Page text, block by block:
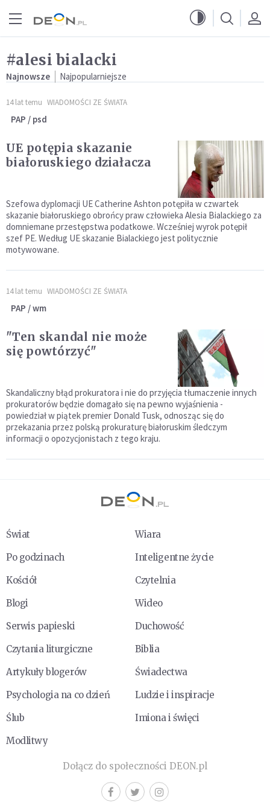
#alesi bialacki
Najnowsze Najpopularniejsze
14 lat temu WIADOMOŚCI ZE ŚWIATA
PAP / psd
UE potępia skazanie
białoruskiego działacza
Szefowa dyplomacji UE Catherine Ashton potępiła w czwartek
skazanie białoruskiego obrońcy praw człowieka Alesia Bialackiego za
domniemane przestępstwa podatkowe. Wcześniej wyrok potępił
szef PE. Według UE skazanie Bialackiego jest politycznie
motywowane.
14 lat temu WIADOMOŚCI ZE ŚWIATA
PAP / wm
"Ten skandal nie może
się powtórzyć"
Skandaliczny błąd prokuratora i nie do przyjęcia tłumaczenie innych
prokuratorów będzie domagało się na pewno wyjaśnienia -
powiedział w piątek premier Donald Tusk, odnosząc się do
przekazania przez polską prokuraturę białoruskim śledczym
informacji o opozycjonistach z tego kraju.
Świat
Wiara
Po godzinach
Inteligentne życie
Kościół
Czytelnia
Blogi
Wideo
Serwis papieski
Duchowość
Czytania liturgiczne
Biblia
Artykuły blogerów
Świadectwa
Psychologia na co dzień
Ludzie i inspiracje
Ślub
Imiona i święci
Modlitwy
Dołącz do społeczności DEON.pl